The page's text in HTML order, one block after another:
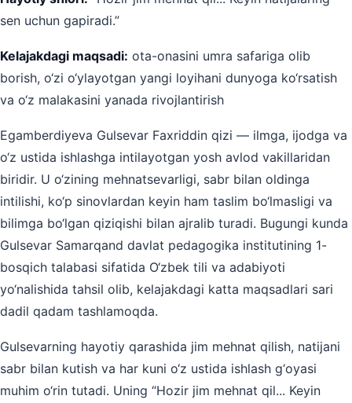
sen uchun gapiradi.”
Kelajakdagi maqsadi: ota-onasini umra safariga olib
borish, o‘zi o‘ylayotgan yangi loyihani dunyoga ko‘rsatish
va o‘z malakasini yanada rivojlantirish
Egamberdiyeva Gulsevar Faxriddin qizi — ilmga, ijodga va
o‘z ustida ishlashga intilayotgan yosh avlod vakillaridan
biridir. U o‘zining mehnatsevarligi, sabr bilan oldinga
intilishi, ko‘p sinovlardan keyin ham taslim bo‘lmasligi va
bilimga bo‘lgan qiziqishi bilan ajralib turadi. Bugungi kunda
Gulsevar Samarqand davlat pedagogika institutining 1-
bosqich talabasi sifatida O‘zbek tili va adabiyoti
yo‘nalishida tahsil olib, kelajakdagi katta maqsadlari sari
dadil qadam tashlamoqda.
Gulsevarning hayotiy qarashida jim mehnat qilish, natijani
sabr bilan kutish va har kuni o‘z ustida ishlash g‘oyasi
muhim o‘rin tutadi. Uning “Hozir jim mehnat qil... Keyin